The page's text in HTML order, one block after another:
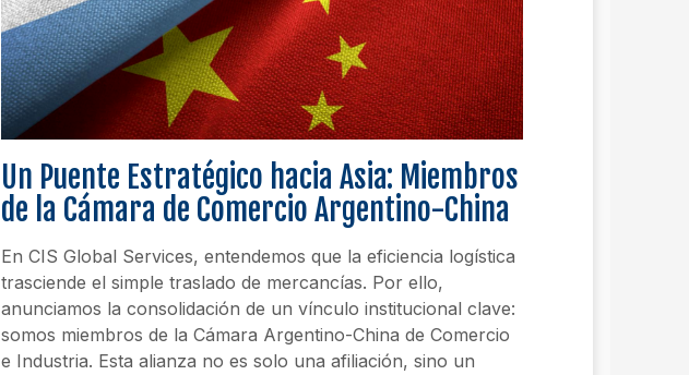
Un Puente Estratégico hacia Asia: Miembros
de la Cámara de Comercio Argentino-China
En CIS Global Services, entendemos que la eficiencia logística
trasciende el simple traslado de mercancías. Por ello,
anunciamos la consolidación de un vínculo institucional clave:
somos miembros de la Cámara Argentino-China de Comercio
e Industria. Esta alianza no es solo una afiliación, sino un